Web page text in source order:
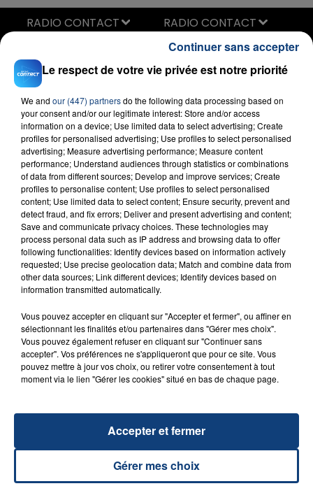
The Sweet Escape
RADIO CONTACT
FIL D'ACTU
23 juillet 2026
INCENDIE MORTEL À LENS : UNE FEMME ET
SON BÉBÉ ENTRE LA VIE ET LA...
Un homme s'est immolé par le feu après avoir
aspergé sa compagne et leur bébé de trois mois
Le respect de votre vie privée est notre priorité
We and our (447) partnersdo the following data processing based on
your consent and/or our legitimate interest: Store and/or access
information on a device; Use limited data to select advertising; Create
profiles for personalised advertising; Use profiles to select personalised
advertising; Measure advertising performance; Measure content
performance; Understand audiences through statistics or combinations
of data from different sources; Develop and improve services; Create
profiles to personalise content; Use profiles to select personalised
content; Use limited data to select content; Ensure security, prevent and
detect fraud, and fix errors; Deliver and present advertising and content;
Save and communicate privacy choices. These technologies may
process personal data such as IP address and browsing data to offer
following functionalities: Identify devices based on information actively
requested; Use precise geolocation data; Match and combine data from
other data sources; Link different devices; Identify devices based on
information transmitted automatically.
Vous pouvez accepter en cliquant sur "Accepter et fermer", ou affiner en
sélectionnant les finalités et/ou partenaires dans "Gérer mes choix".
Vous pouvez également refuser en cliquant sur "Continuer sans
accepter". Vos préférences ne s'appliqueront que pour ce site. Vous
pouvez mettre à jour vos choix, ou retirer votre consentement à tout
moment via le lien "Gérer les cookies" situé en bas de chaque page.
Gérer mes choix
Accepter et fermer
Continuer sans accepter